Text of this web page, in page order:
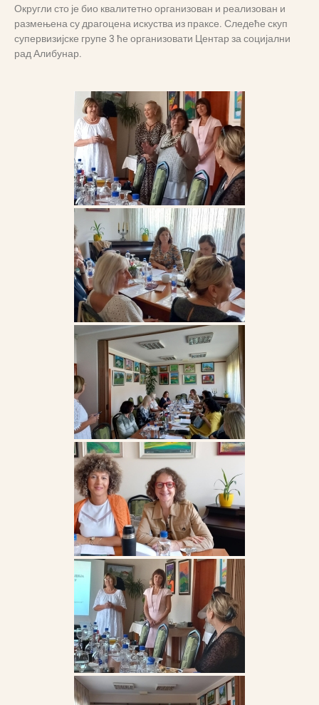
Округли сто је био квалитетно организован и реализован и
размењена су драгоцена искуства из праксе. Следеће скуп
супервизијске групе 3 ће организовати Центар за социјални
рад Алибунар.